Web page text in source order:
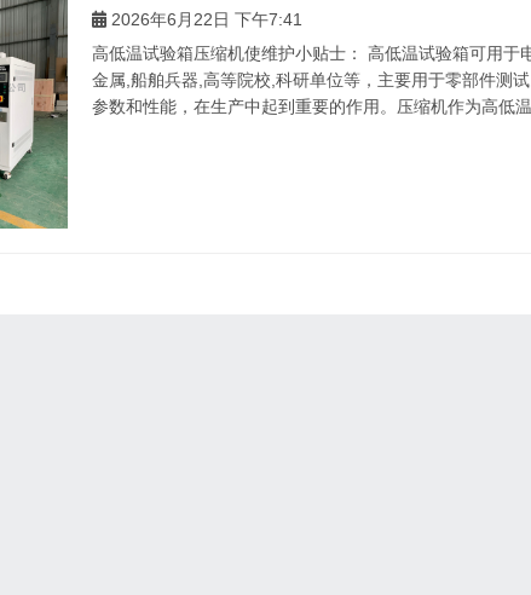
2026年6月22日 下午7:41
高低温试验箱压缩机使维护小贴士： 高低温试验箱可用于
金属,船舶兵器,高等院校,科研单位等，主要用于零部件测
参数和性能，在生产中起到重要的作用。压缩机作为高低温